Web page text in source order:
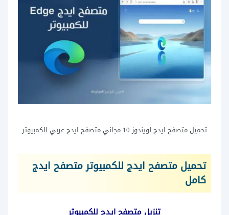
تحميل متصفح ايدج لويندوز 10 مجاني متصفح ايدج عربي للكمبيوتر
تحميل متصفح ايدج للكمبيوتر متصفح ايدج
كامل
تنزيل متصفح ايدج للكمبيوتر